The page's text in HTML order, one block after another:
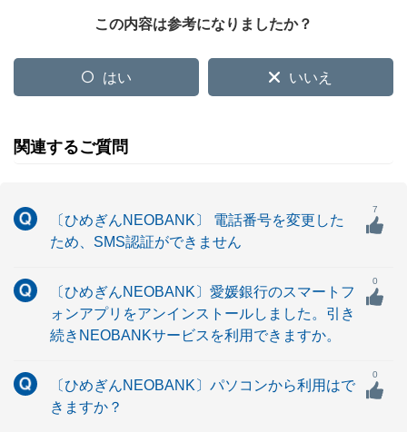
この内容は参考になりましたか？
はい いいえ
関連するご質問
〔ひめぎんNEOBANK〕 電話番号を変更した
ため、SMS認証ができません
7
〔ひめぎんNEOBANK〕愛媛銀行のスマートフ
ォンアプリをアンインストールしました。引き
続きNEOBANKサービスを利用できますか。
0
〔ひめぎんNEOBANK〕パソコンから利用はで
きますか？
0